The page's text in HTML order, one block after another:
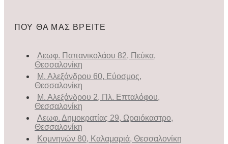
ΠΟΥ ΘΑ ΜΑΣ ΒΡΕΙΤΕ
Λεωφ. Παπανικολάου 82, Πεύκα,
Θεσσαλονίκη
Μ. Αλεξάνδρου 60, Εύοσμος,
Θεσσαλονίκη
Μ. Αλεξάνδρου 2, Πλ. Επταλόφου,
Θεσσαλονίκη
Λεωφ. Δημοκρατίας 29, Ωραιόκαστρο,
Θεσσαλονίκη
Κομνηνών 80, Καλαμαριά, Θεσσαλονίκη